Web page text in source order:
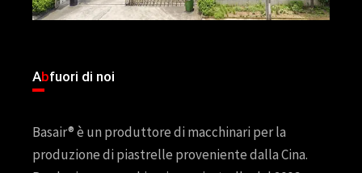
Abfuori di noi
Basair® è un produttore di macchinari per la
produzione di piastrelle proveniente dalla Cina.